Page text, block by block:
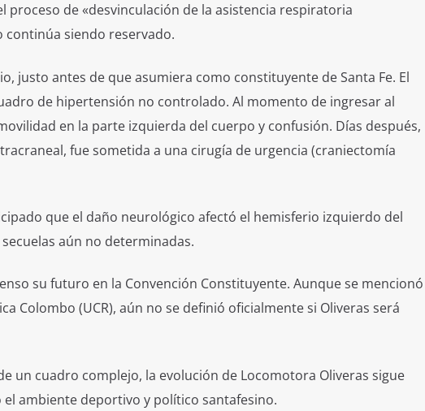
proceso de «desvinculación de la asistencia respiratoria
continúa siendo reservado.
justo antes de que asumiera como constituyente de Santa Fe. El
de hipertensión no controlado. Al momento de ingresar al
en la parte izquierda del cuerpo y confusión. Días después,
fue sometida a una cirugía de urgencia (craniectomía
que el daño neurológico afectó el hemisferio izquierdo del
aún no determinadas.
su futuro en la Convención Constituyente. Aunque se mencionó
Colombo (UCR), aún no se definió oficialmente si Oliveras será
un cuadro complejo, la evolución de Locomotora Oliveras sigue
ambiente deportivo y político santafesino.